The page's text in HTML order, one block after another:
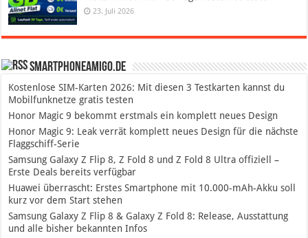
23. Juli 2026
SmartphoneAmigo.de
Kostenlose SIM-Karten 2026: Mit diesen 3 Testkarten kannst du
Mobilfunknetze gratis testen
Honor Magic 9 bekommt erstmals ein komplett neues Design
Honor Magic 9: Leak verrät komplett neues Design für die nächste
Flaggschiff-Serie
Samsung Galaxy Z Flip 8, Z Fold 8 und Z Fold 8 Ultra offiziell –
Erste Deals bereits verfügbar
Huawei überrascht: Erstes Smartphone mit 10.000-mAh-Akku soll
kurz vor dem Start stehen
Samsung Galaxy Z Flip 8 & Galaxy Z Fold 8: Release, Ausstattung
und alle bisher bekannten Infos